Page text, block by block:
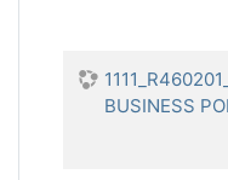
BUSINESS